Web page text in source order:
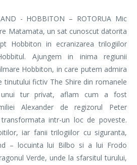
- HOBBITON – ROTORUA Mic
Matamata, un sat cunoscut datorita
Hobbiton in ecranizarea trilogiilor
Ajungem in inima regiunii
Hobbiton, in care putem admira
tinutului fictiv The Shire din romanele
tur privat, aflam cum a fost
Alexander de regizorul Peter
intr-un loc de poveste.
iar fanii trilogiilor cu siguranta,
– locuinta lui Bilbo si a lui Frodo
Verde, unde la sfarsitul turului,